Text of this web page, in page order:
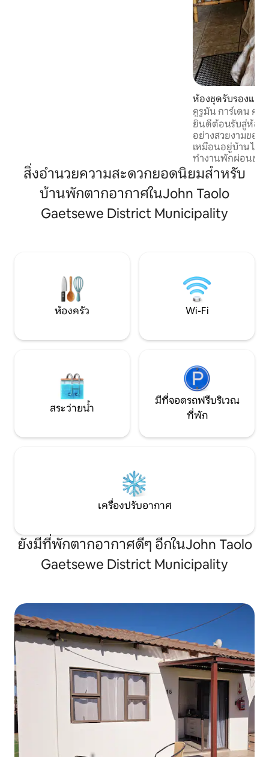
ห้องชุดรับรองแขก
คูรูมัน การ์เดน คอ
ยินดีต้อนรับสู่ห้อง
อย่างสวยงามของ
เหมือนอยู่บ้าน ไม่
ทำงานพักผ่อนช่ว
การเดินทางกับคร
และเป็นส่วนตัวแห่
สบายและความส
รองรับผู้เข้าพักได้
สิ่งอำนวยความสะดวกยอดนิยมสำหรับ
บ้านพักตากอากาศในJohn Taolo
Gaetsewe District Municipality
ห้องครัว Wi-Fi
สระว่ายน้ำ
มีที่จอดรถฟรีบริเวณ
ที่พัก
เครื่องปรับอากาศ
ยังมีที่พักตากอากาศดีๆ อีกในJohn Taolo
Gaetsewe District Municipality